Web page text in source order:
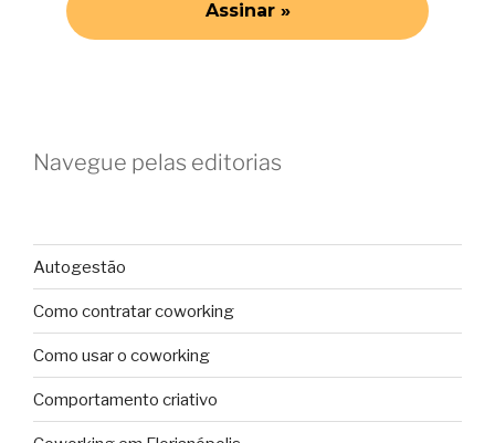
Navegue pelas editorias
Autogestão
Como contratar coworking
Como usar o coworking
Comportamento criativo